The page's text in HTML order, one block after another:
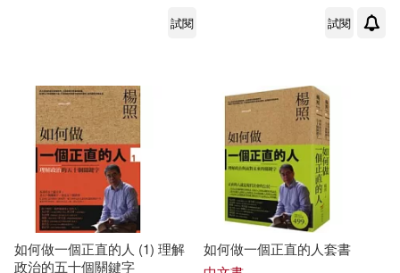
吳開松 劉國旗 楊照東 何科方 編著
(1)
唐湘岳，侯曉慧(1) 夏佩爾(1)
夢田文創/策劃製作、楊照/製作顧
問、夏佩爾、烏奴奴/撰稿(1)
廖玉蕙(1) 張曼娟(1)
科學出版社(2)
雲南人民出版社(2) 三聯(1)
上海交通大學出版社(1)
中國對外翻譯出版公司(1)
試閱
試閱
如何做一個正直的人 (1) 理解
政治的五十個關鍵字
如何做一個正直的人套書